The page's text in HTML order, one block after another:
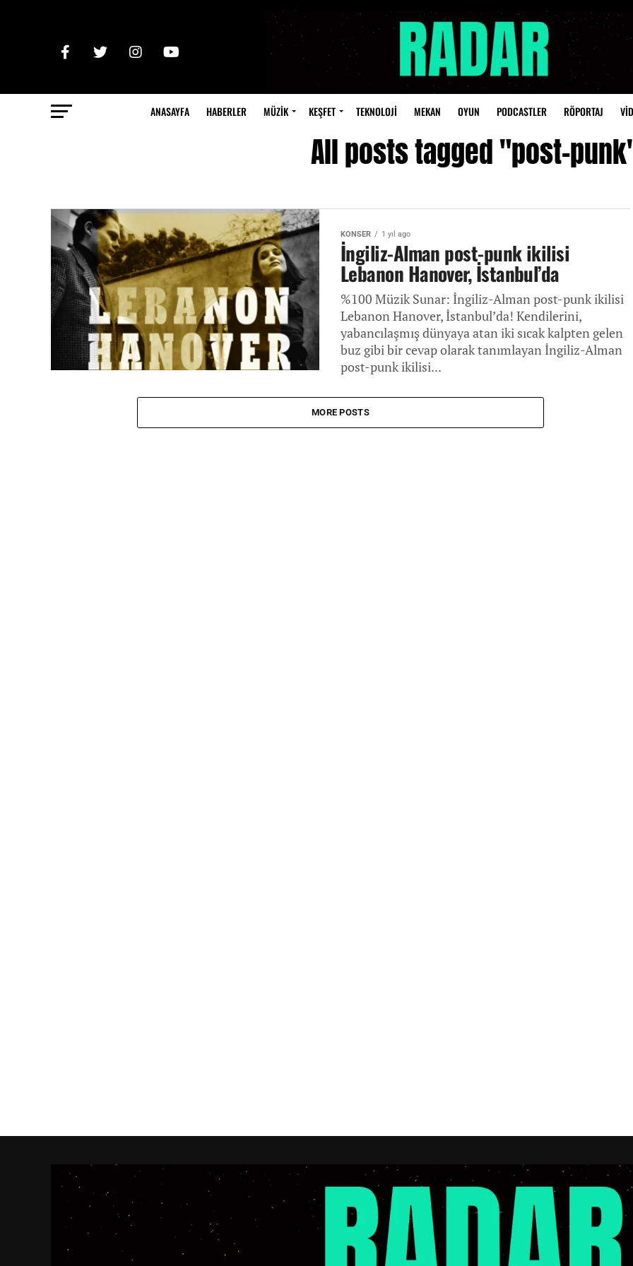
ANASAYFA HABERLER MÜZİK KEŞFET TEKNOLOJİ MEKAN OYUN PODCASTLER RÖPORTAJ
All posts tagged "post-
KONSER 1 yıl ago
İngiliz-Alman post-punk ikilisi
Lebanon Hanover, İstanbul’da
%100 Müzik Sunar: İngiliz-Alman post-punk ikilisi
Lebanon Hanover, İstanbul’da! Kendilerini,
yabancılaşmış dünyaya atan iki sıcak kalpten gelen
buz gibi bir cevap olarak tanımlayan İngiliz-Alman
post-punk ikilisi...
MORE POSTS